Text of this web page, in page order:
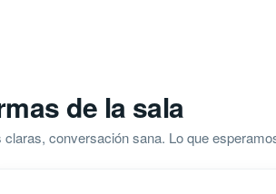
de la sala
claras, conversación sana. Lo que